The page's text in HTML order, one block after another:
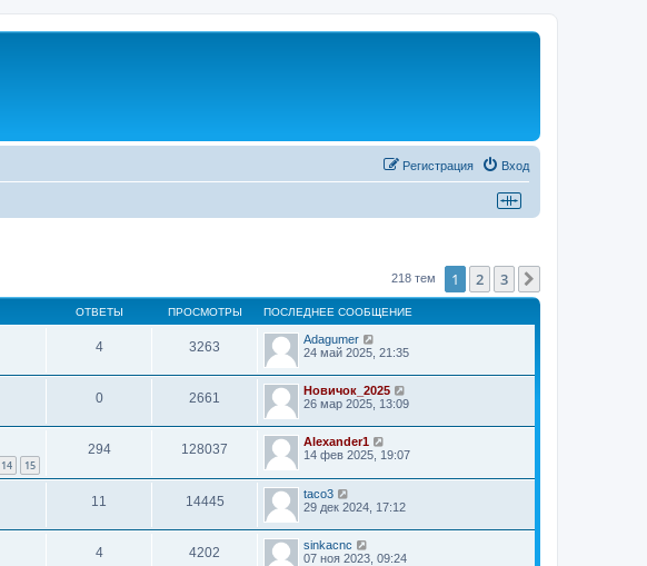
Вход
Регистрация
218 тем 1 2 3
ОТВЕТЫ ПРОСМОТРЫ ПОСЛЕДНЕЕ СООБЩЕНИЕ
4 3263
Adagumer
24 май 2025, 21:35
0 2661
Новичок_2025
26 мар 2025, 13:09
14 15
294 128037
Alexander1
14 фев 2025, 19:07
11 14445
taco3
29 дек 2024, 17:12
4 4202
sinkacnc
07 ноя 2023, 09:24